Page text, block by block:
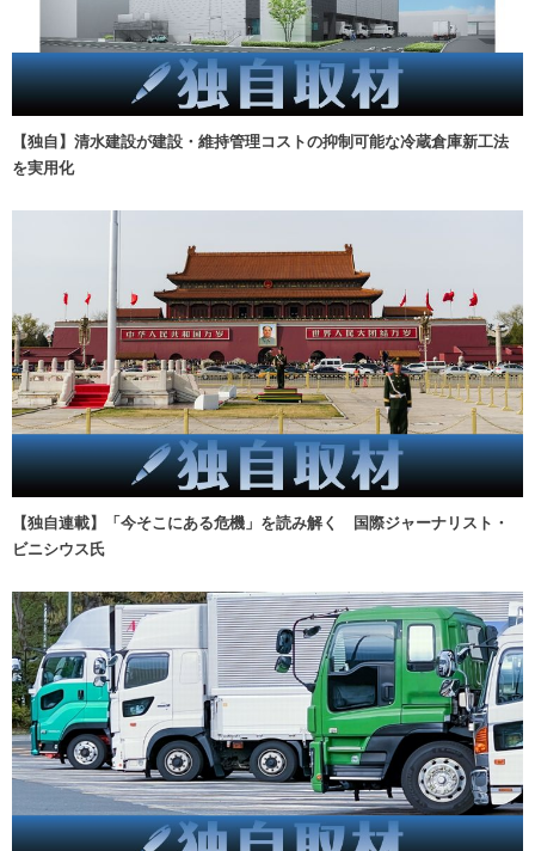
【独自】清水建設が建設・維持管理コストの抑制可能な冷蔵倉庫新工法
を実用化
【独自連載】「今そこにある危機」を読み解く 国際ジャーナリスト・
ビニシウス氏